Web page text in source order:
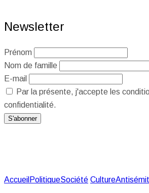
Newsletter
Prénom
Nom de famille
E-mail
Par la présente, j'accepte les
confidentialité.
Accueil PolitiqueSociété Culture